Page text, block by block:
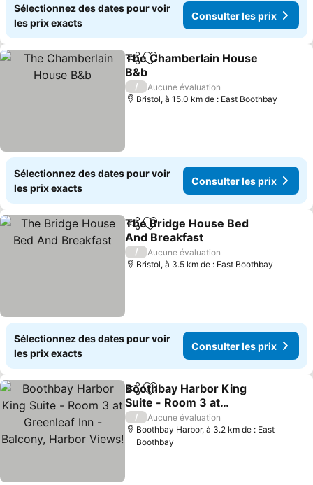
Sélectionnez des dates pour voir
les prix exacts
Consulter les prix
PartagerAjouter à mes favoris
The Chamberlain House
B&b
/
Aucune évaluation
Bristol, à 15.0 km de : East Boothbay
Sélectionnez des dates pour voir
les prix exacts
Consulter les prix
PartagerAjouter à mes favoris
The Bridge House Bed
And Breakfast
/
Aucune évaluation
Bristol, à 3.5 km de : East Boothbay
Sélectionnez des dates pour voir
les prix exacts
Consulter les prix
PartagerAjouter à mes favoris
Boothbay Harbor King
Suite - Room 3 at
Greenleaf Inn - Balcony,
Harbor Views!
/
Aucune évaluation
Boothbay Harbor, à 3.2 km de : East
Boothbay